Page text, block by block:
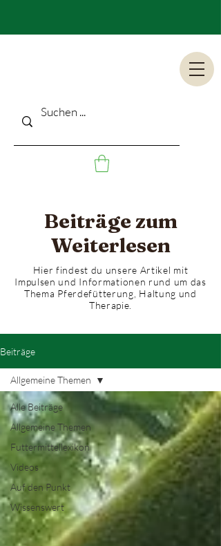
Beiträge zum
Weiterlesen
Hier findest du unsere Artikel mit
Impulsen und Informationen rund um das
Thema Pferdefütterung, Haltung und
Therapie.
Beiträge
Alle Beiträge
Allgemeine Themen
Futtermittellexikon
Videos
Auf den Punkt
Wissenswert
Allgemeine Themen